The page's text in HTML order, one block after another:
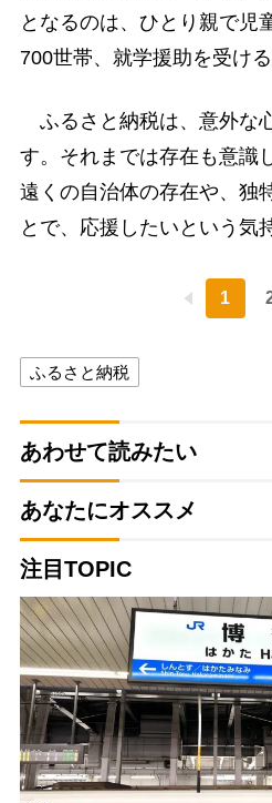
となるのは、ひとり親で児
700世帯、就学援助を受け
ふるさと納税は、意外な
す。それまでは存在も意識
遠くの自治体の存在や、独
とで、応援したいという気
1
ふるさと納税
あわせて読みたい
あなたにオススメ
注目TOPIC